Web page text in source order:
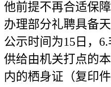
他前提不再合适保
办理部分礼聘具备
公示时间为15日，
供给由机关打点的
内的栖身证（复印